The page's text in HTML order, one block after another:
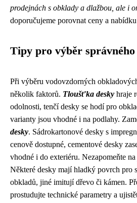
prodejnách s obklady a dlažbou, ale i
doporučujeme porovnat ceny a
Tipy pro výběr
Při výběru vodovzdorných
několik faktorů. Tloušťka desky hraje
odolnosti, tenčí desky se hodí pro
varianty jsou vhodné i na podlahy.
desky. Sádrokartonové desky s
cenově dostupné, cementové desky
vhodné i do exteriéru. Nezapomeňte na
Některé desky mají hladký povrch pro
obkladů, jiné imitují dřevo či kámen.
prostudujte technické parametry a